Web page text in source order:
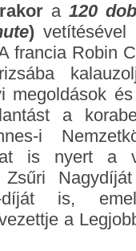
a 120
)vetítésével
francia Robin
megoldások
a
i
is nyert a
díját is,
a